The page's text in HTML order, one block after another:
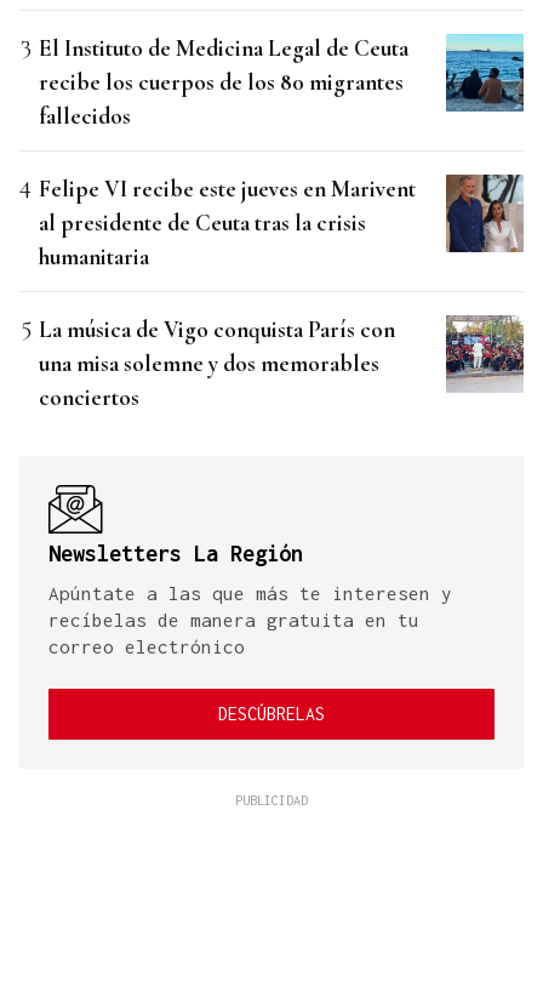
El Instituto de Medicina Legal de Ceuta
recibe los cuerpos de los 80 migrantes
fallecidos
Felipe VI recibe este jueves en Marivent
al presidente de Ceuta tras la crisis
humanitaria
La música de Vigo conquista París con
una misa solemne y dos memorables
conciertos
Newsletters La Región
Apúntate a las que más te interesen y
recíbelas de manera gratuita en tu
correo electrónico
DESCÚBRELAS